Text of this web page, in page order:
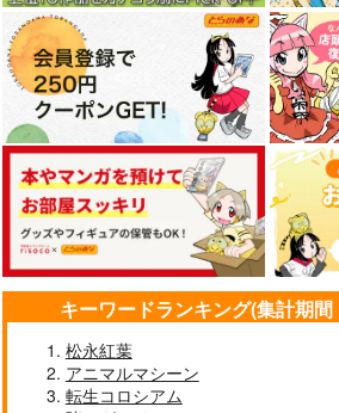
キーワードランキング(集計期
松永紅葉
アニマルマシーン
転生コロシアム